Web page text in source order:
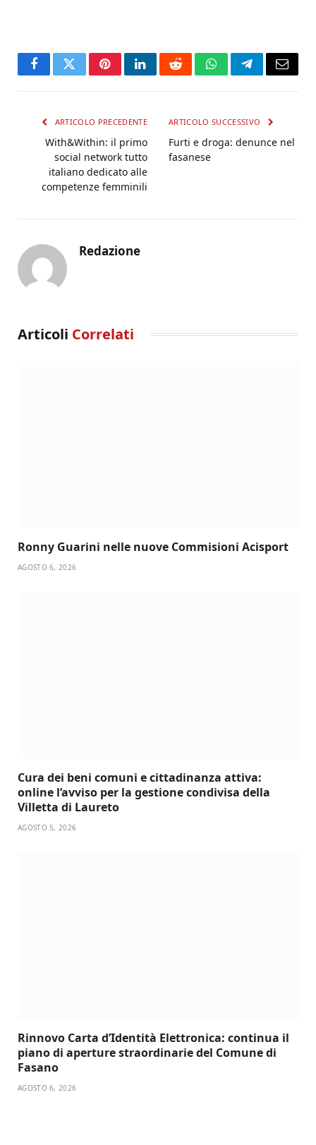
FacebookTwitterPinterestLinkedInRedditWhatsAppTelegramEmail
ARTICOLO PRECEDENTE
With&Within: il primo
social network tutto
italiano dedicato alle
competenze femminili
ARTICOLO SUCCESSIVO
Furti e droga: denunce nel
fasanese
Redazione
Articoli Correlati
Ronny Guarini nelle nuove Commisioni Acisport
AGOSTO 6, 2026
Cura dei beni comuni e cittadinanza attiva:
online l’avviso per la gestione condivisa della
Villetta di Laureto
AGOSTO 5, 2026
Rinnovo Carta d’Identità Elettronica: continua il
piano di aperture straordinarie del Comune di
Fasano
AGOSTO 6, 2026